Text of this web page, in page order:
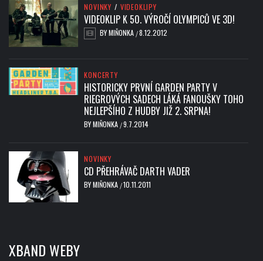
NOVINKY / VIDEOKLIPY
VIDEOKLIP K 50. VÝROČÍ OLYMPICŮ VE 3D!
BYMIŇONKA /8.12.2012
KONCERTY
HISTORICKY PRVNÍ GARDEN PARTY V
RIEGROVÝCH SADECH LÁKÁ FANOUŠKY TOHO
NEJLEPŠÍHO Z HUDBY JIŽ 2. SRPNA!
BYMIŇONKA /9.7.2014
NOVINKY
CD PŘEHRÁVAČ DARTH VADER
BYMIŇONKA /10.11.2011
XBAND WEBY